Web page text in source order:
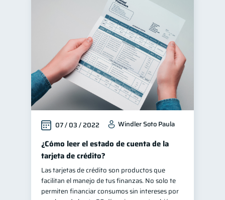
07 / 03 / 2022 Windler Soto Paula
¿Cómo leer el estado de cuenta de la
tarjeta de crédito?
Las tarjetas de crédito son productos que
facilitan el manejo de tus finanzas. No solo te
permiten financiar consumos sin intereses por